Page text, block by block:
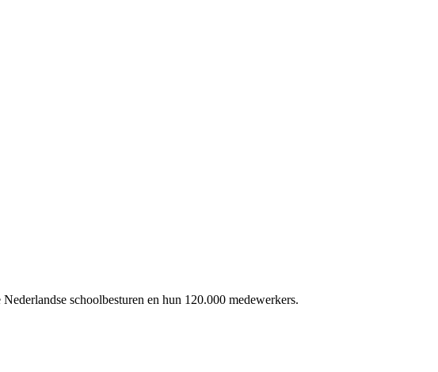
schoolbesturen en hun 120.000 medewerkers.